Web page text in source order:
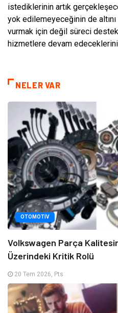
istediklerinin artık
yok edilemeyeceğinin de
vurmak için değil süreci
hizmetlere devam
NELER VAR
OTOMOTIV
Volkswagen Parça
Üzerindeki Kritik Rolü
20 Tem 2026, Pts